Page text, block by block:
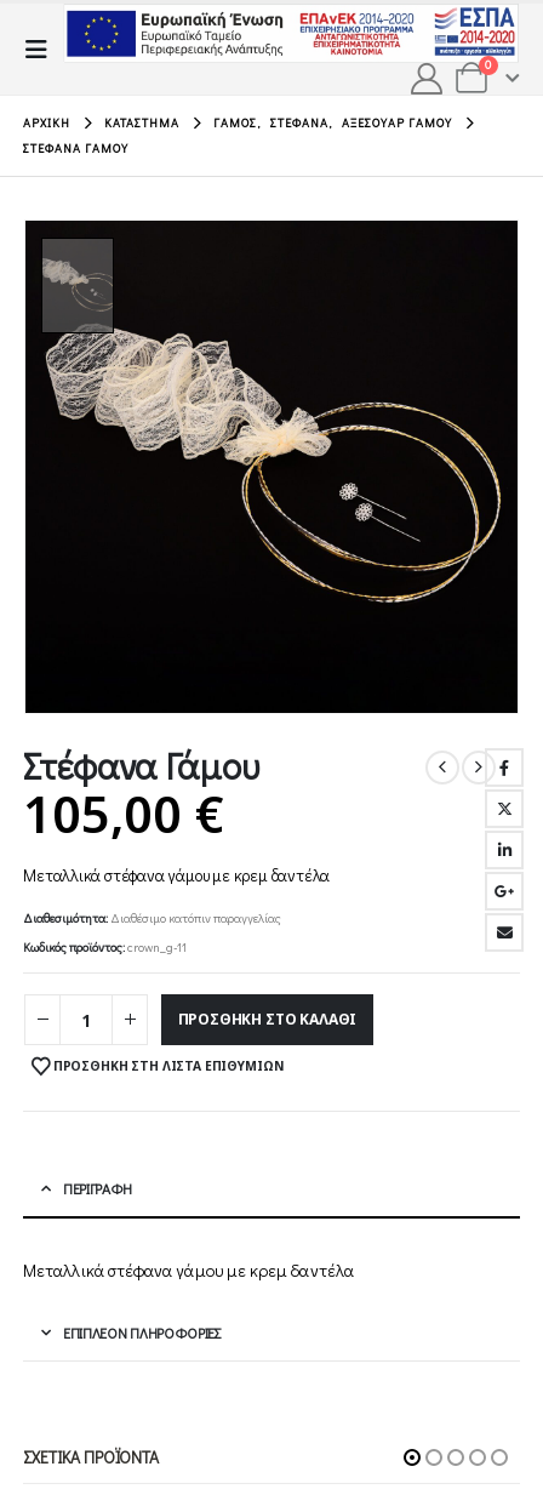
0
ΑΡΧΙΚΉ ΚΑΤΆΣΤΗΜΑ ΓΆΜΟΣ, ΣΤΈΦΑΝΑ,
ΑΞΕΣΟΥΆΡ ΓΆΜΟΥ
ΣΤΈΦΑΝΑ ΓΆΜΟΥ
Στέφανα Γάμου
105,00 €
Μεταλλικά στέφανα γάμου με κρεμ δαντέλα
Διαθεσιμότητα: Διαθέσιμο κατόπιν παραγγελίας
Κωδικός προϊόντος:crown_g-11
ΠΡΟΣΘΉΚΗ ΣΤΟ ΚΑΛΆΘΙ
ΠΡΟΣΘΉΚΗ ΣΤΗ ΛΊΣΤΑ ΕΠΙΘΥΜΙΏΝ
ΠΕΡΙΓΡΑΦΉ
Μεταλλικά στέφανα γάμου με κρεμ δαντέλα
ΕΠΙΠΛΈΟΝ ΠΛΗΡΟΦΟΡΊΕΣ
ΣΧΕΤΙΚΆ ΠΡΟΪΌΝΤΑ